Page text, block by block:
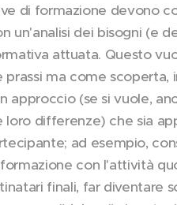
di formazione devono
un'analisi dei bisogni (e
attuata. Questo
ma come scoperta,
approccio (se si vuole,
loro differenze) che sia
ad esempio,
con l'attività
finali, far diventare